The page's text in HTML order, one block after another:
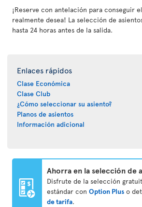
¡Reserve con antelación para conseguir
realmente desea! La selección de
hasta 24 horas antes de la salida.
Enlaces rápidos
Clase Económica
Clase Club
¿Cómo seleccionar su asiento?
Planos de asientos
Información adicional
Ahorra en la selección de
Disfrute de la selección
estándar con Option Plus o
de tarifa.